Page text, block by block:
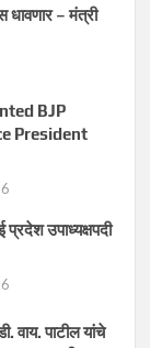
धावणार – मंत्री
BJP
President
उपाध्यक्षपदी
वाय. पाटील यांचे